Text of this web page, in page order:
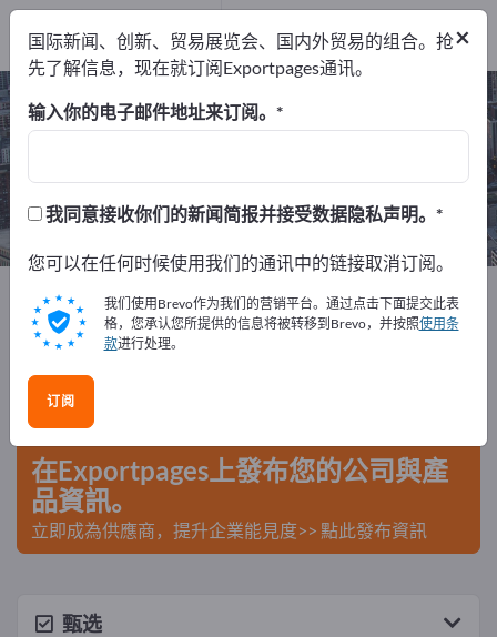
Technical equipment for events –
查找制造商和供应商
6 6
6
6
Exportpages
商务服务
Technical equipment for events
在Exportpages免費刊登廣告！
需求 – 供應 – 二手商品 – 商業聯繫 >> 由此開始
在Exportpages上發布您的公司與產
品資訊。
立即成為供應商，提升企業能見度>> 點此發布資訊
甄选
×
国际新闻、创新、贸易展览会、国内外贸易的组合。抢
先了解信息，现在就订阅Exportpages通讯。
输入你的电子邮件地址来订阅。
我同意接收你们的新闻简报并接受数据隐私声明。
您可以在任何时候使用我们的通讯中的链接取消订阅。
我们使用Brevo作为我们的营销平台。通过点击下面提交此表
格，您承认您所提供的信息将被转移到Brevo，并按照使用条
款进行处理。
订阅